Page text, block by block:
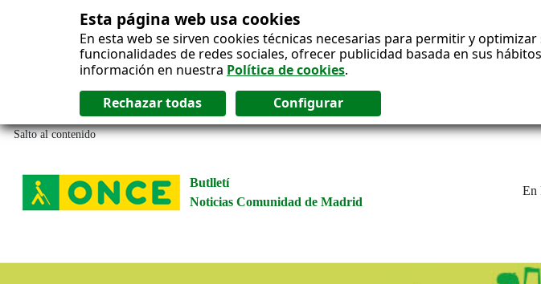
Esta página web usa cookies
En esta web se sirven cookies técnicas necesarias para permitir y
funcionalidades de redes sociales, ofrecer publicidad basada en sus
información en nuestra Política de cookies.
Salto al contenido
Butlletí
Noticias Comunidad de Madrid
En